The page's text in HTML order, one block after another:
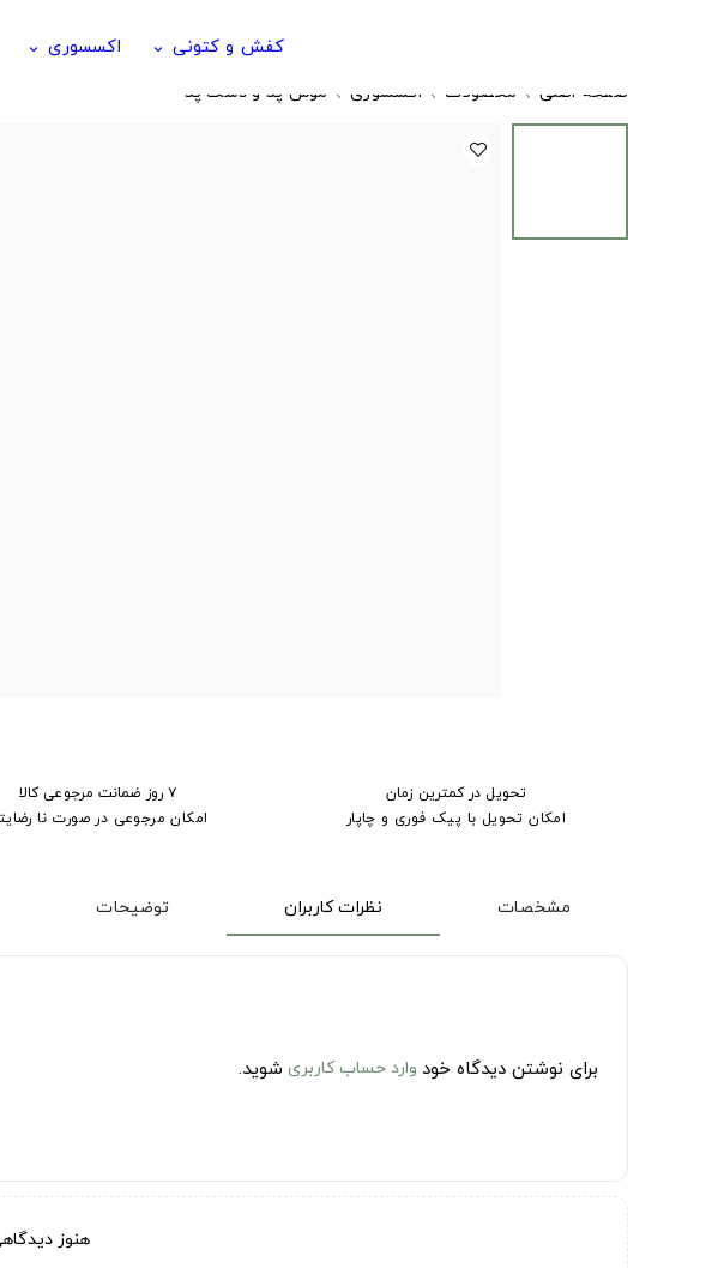
کفش و کتونی keyboard_arrow_down اکسسوری keyboard_arrow_down
صفحه اصلی محصولات اکسسوری موس پد و دسک پد
تحویل در کمترین زمان
امکان تحویل با پیک فوری و چاپار
۷ روز ضمانت مرجوعی کالا
امکان مرجوعی در صورت نا
مشخصات نظرات کاربران توضیحات
برای نوشتن دیدگاه خود وارد حساب کاربری شوید.
هنوز